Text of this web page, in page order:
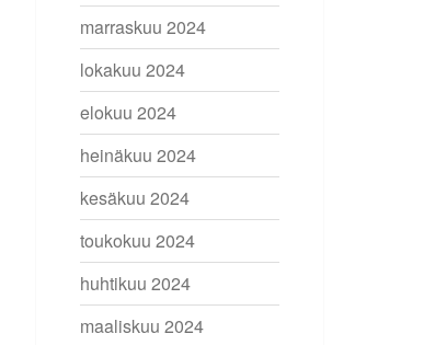
marraskuu 2024
lokakuu 2024
elokuu 2024
heinäkuu 2024
kesäkuu 2024
toukokuu 2024
huhtikuu 2024
maaliskuu 2024